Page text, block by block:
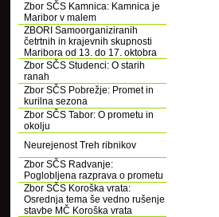
Zbor SČS Kamnica: Kamnica je
Maribor v malem
ZBORI Samoorganiziranih
četrtnih in krajevnih skupnosti
Maribora od 13. do 17. oktobra
Zbor SČS Studenci: O starih
ranah
Zbor SČS Pobrežje: Promet in
kurilna sezona
Zbor SČS Tabor: O prometu in
okolju
Neurejenost Treh ribnikov
Zbor SČS Radvanje:
Poglobljena razprava o prometu
Zbor SČS Koroška vrata:
Osrednja tema še vedno rušenje
stavbe MČ Koroška vrata